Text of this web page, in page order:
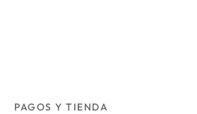
PAGOS Y TIENDA